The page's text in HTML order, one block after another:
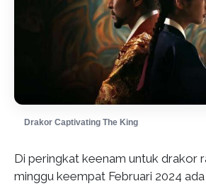
Drakor Captivating The King
Di peringkat keenam untuk drakor
minggu keempat Februari 2024 ada